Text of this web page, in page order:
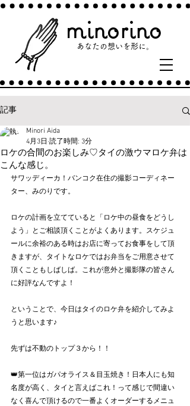
minorino
あなたの​想いを形に。​
記事
ロケの合間のお楽しみ♡タイの激ウマロケ弁は
こんな感じ。
Minori Aida
4月3日 読了時間: 3分
サワッディーカ！バンコク在住の撮影コーディネー
ター、みのりです。
ロケの計画を立てていると「ロケ中の昼食をどうし
よう」とご相談頂くことがよくあります。スケジュ
ールに余裕のある時はお店に寄ってお食事をして頂
きますが、タイトなロケではお弁当をご用意させて
頂くこともしばしば。これが意外と撮影隊の皆さん
に好評なんですよ！
ということで、今日はタイのロケ弁を紹介してみよ
うと思います♪
先ずは不動のトップ３から！！
👑第一位はガパオライス＆目玉焼き！日本人にも知
名度が高く、タイと言えばこれ！って感じで間違い
なく喜んで頂けるので一番よくオーダーするメニュ